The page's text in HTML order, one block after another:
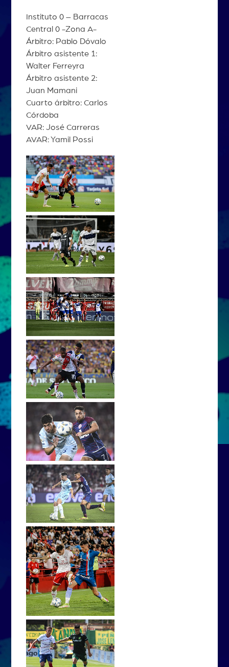
Instituto 0 – Barracas
Central 0 -Zona A-
Árbitro: Pablo Dóvalo
Árbitro asistente 1:
Walter Ferreyra
Árbitro asistente 2:
Juan Mamani
Cuarto árbitro: Carlos
Córdoba
VAR: José Carreras
AVAR: Yamil Possi